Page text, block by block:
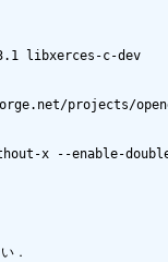
libxerces-c-dev
projects/
x --enable-
．